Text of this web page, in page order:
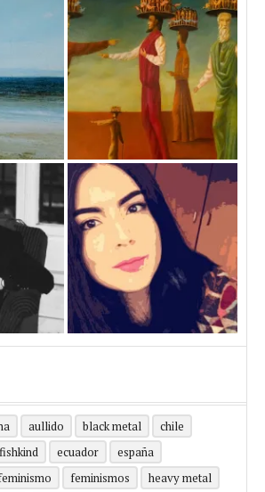
aullido black metal
chile
ecuador
españa
feminismos
heavy metal